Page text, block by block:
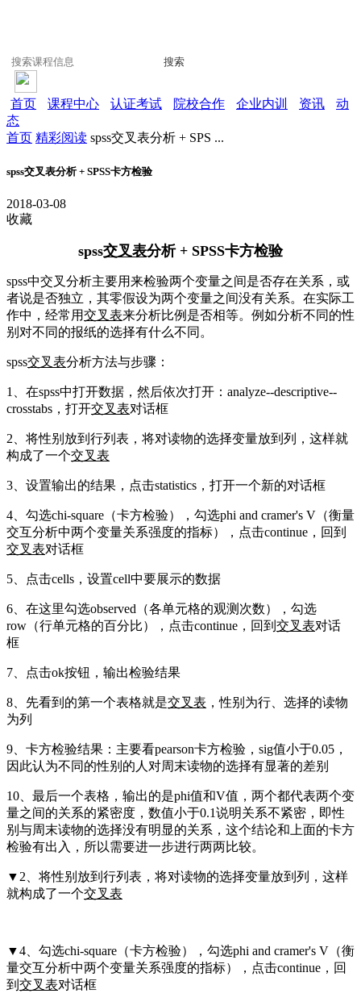
搜索
首页 课程中心 认证考试 院校合作 企业内训 资讯
动
态
首页 精彩阅读 spss交叉表分析 + SPS ...
spss交叉表分析 + SPSS卡方检验
2018-03-08
收藏
spss交叉表分析 + SPSS卡方检验
spss中交叉分析主要用来检验两个变量之间是否存在关系，或
者说是否独立，其零假设为两个变量之间没有关系。在实际工
作中，经常用交叉表来分析比例是否相等。例如分析不同的性
别对不同的报纸的选择有什么不同。
spss交叉表分析方法与步骤：
1、在spss中打开数据，然后依次打开：analyze--descriptive--
crosstabs，打开交叉表对话框
2、将性别放到行列表，将对读物的选择变量放到列，这样就
构成了一个交叉表
3、设置输出的结果，点击statistics，打开一个新的对话框
4、勾选chi-square（卡方检验），勾选phi and cramer's V（衡量
交互分析中两个变量关系强度的指标），点击continue，回到
交叉表对话框
5、点击cells，设置cell中要展示的数据
6、在这里勾选observed（各单元格的观测次数），勾选
row（行单元格的百分比），点击continue，回到 交叉表对话
框
7、点击ok按钮，输出检验结果
8、先看到的第一个表格就是交叉表 ，性别为行、选择的读物
为列
9、卡方检验结果：主要看pearson卡方检验，sig值小于0.05，
因此认为不同的性别的人对周末读物的选择有显著的差别
10、最后一个表格，输出的是phi值和V值，两个都代表两个变
量之间的关系的紧密度，数值小于0.1说明关系不紧密，即性
别与周末读物的选择没有明显的关系，这个结论和上面的卡方
检验有出入，所以需要进一步进行两两比较。
▼2、将性别放到行列表，将对读物的选择变量放到列，这样
就构成了一个交叉表
▼4、勾选chi-square（卡方检验），勾选phi and cramer's V（衡
量交互分析中两个变量关系强度的指标），点击continue，回
到 交叉表对话框